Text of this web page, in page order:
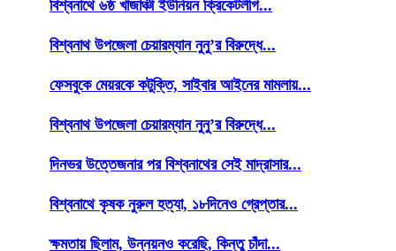
বিশ্বনাথে ৬ষ্ঠ খাজাঞ্চী ইউনিয়ন ক্রিকেটলীগ...
বিশ্বনাথ উপজেলা চেয়ারম্যান নুনু’র বিরুদ্ধে...
ফেসবুকে মেয়রকে কটুক্তি, সাইবার আইনের মামলায়...
বিশ্বনাথ উপজেলা চেয়ারম্যান নুনু’র বিরুদ্ধে...
দিনভর উত্তেজনার পর বিশ্বনাথের সেই মাদ্রাসার...
বিশ্বনাথে কৃষক নুরুল হত্যা, ১৮দিনেও গ্রেপ্তার...
ক্ষমতায় ছিলাম, উন্নয়নও করেছি, কিন্তু চাঁদা...